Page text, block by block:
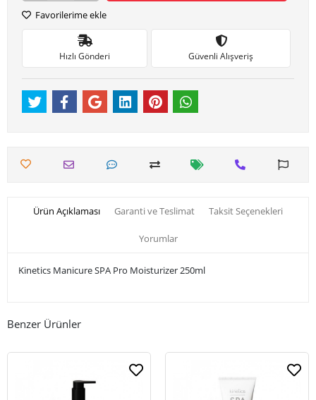
Favorilerime ekle
Hızlı Gönderi Güvenli Alışveriş
Ürün Açıklaması Garanti ve Teslimat Taksit Seçenekleri
Yorumlar
Kinetics Manicure SPA Pro Moisturizer 250ml
Benzer Ürünler